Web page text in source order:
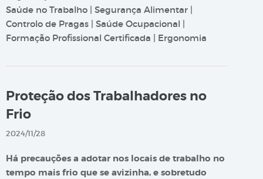
Saúde no Trabalho | Segurança Alimentar |
Controlo de Pragas | Saúde Ocupacional |
Formação Profissional Certificada | Ergonomia
Proteção dos Trabalhadores no
Frio
2024/11/28
Há precauções a adotar nos locais de trabalho no
tempo mais frio que se avizinha, e sobretudo